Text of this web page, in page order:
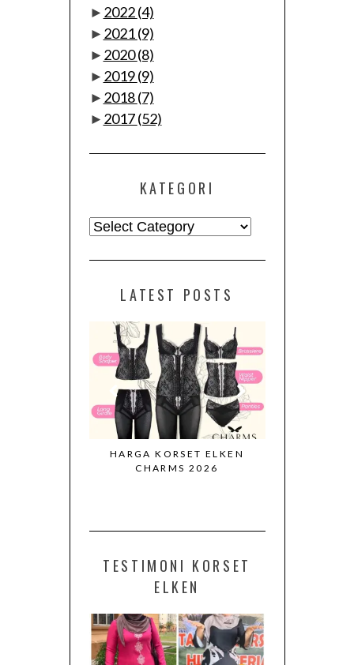
► 2022(4)
► 2021(9)
► 2020(8)
► 2019(9)
► 2018(7)
► 2017(52)
KATEGORI
Kategori
LATEST POSTS
KORSET ELKEN KORSET
PALING SELESA & BERKESAN
TESTIMONI KORSET
ELKEN